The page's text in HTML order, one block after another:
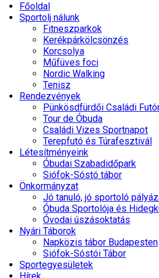
Főoldal
Sportolj nálunk
Fitneszparkok
Kerékpárkölcsönzés
Korcsolya
Műfüves foci
Nordic Walking
Tenisz
Rendezvények
Pünkösdfürdői Családi
Tour de Óbuda
Családi Vizes Sportnapot
Terepfutó és Túrafesztivál
Létesítményeink
Óbudai Szabadidőpark
Siófok-Sóstó tábor
Önkormányzat
Jó tanuló, jó sportoló
Óbuda Sportolója és
Óvodai úszásoktatás
Nyári Táborok
Napközis tábor Budapesten
Siófok-Sóstói Tábor
Sportegyesületek